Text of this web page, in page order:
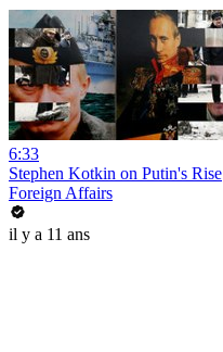
6:33
Stephen Kotkin on Putin's Rise
Foreign Affairs
il y a 11 ans